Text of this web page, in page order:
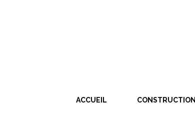
ACCUEIL CONSTRUCTION